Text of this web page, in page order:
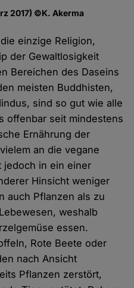
2017) ©K. Akerma
einzige Religion,
der Gewaltlosigkeit
Bereichen des Daseins
meisten Buddhisten,
sind so gut wie alle
offenbar seit mindestens
Ernährung der
an die vegane
jedoch in ein einer
Hinsicht weniger
auch Pflanzen als zu
weshalb
essen.
Rote Beete oder
nach Ansicht
Pflanzen zerstört,